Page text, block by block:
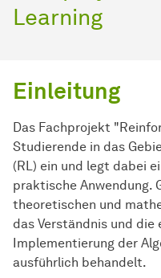
Learning
Einleitung
Das Fachprojekt
Studierende in das
(RL) ein und legt dabei
praktische Anwendung.
theoretischen und
das Verständnis und die
Implementierung der
ausführlich behandelt.